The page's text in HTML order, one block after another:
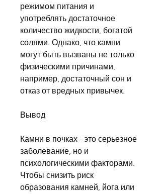
режимом питания и
употреблять достаточное
количество жидкости, богатой
солями. Однако, что камни
могут быть вызваны не только
физическими причинами,
например, достаточный сон и
отказ от вредных привычек.
Вывод
Камни в почках - это серьезное
заболевание, но и
психологическими факторами.
Чтобы снизить риск
образования камней, йога или